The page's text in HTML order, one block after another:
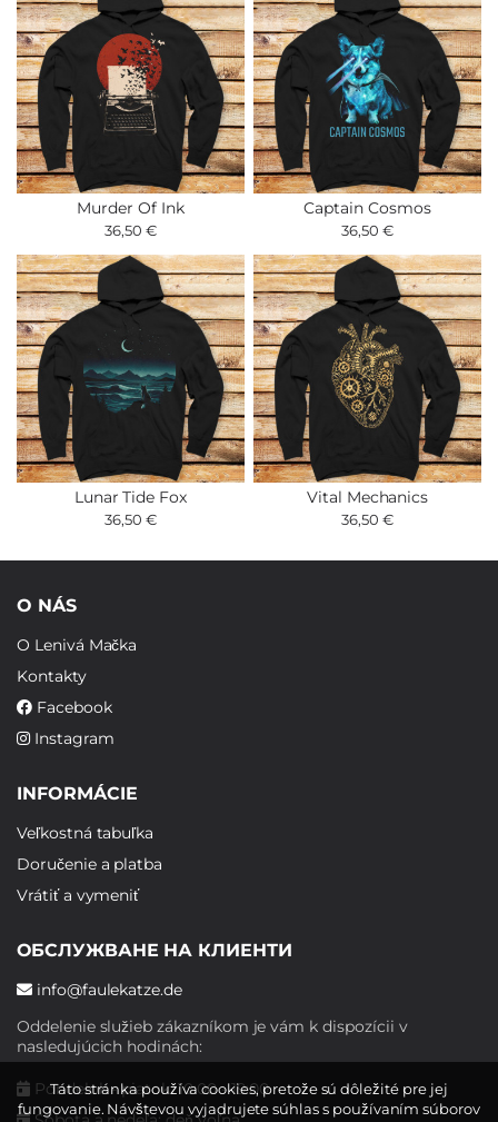
Murder Of Ink
36,50 €
Captain Cosmos
36,50 €
Lunar Tide Fox
36,50 €
Vital Mechanics
36,50 €
O NÁS
O Lenivá Mačka
Kontakty
Facebook
Instagram
INFORMÁCIE
Veľkostná tabuľka
Doručenie a platba
Vrátiť a vymeniť
ОБСЛУЖВАНЕ НА КЛИЕНТИ
info@faulekatze.de
Oddelenie služieb zákazníkom je vám k dispozícii v
nasledujúcich hodinách:
Pondelok - piatok: 10:00 - 19:00
Táto stránka používa cookies, pretože sú dôležité pre jej
fungovanie. Návštevou vyjadrujete súhlas s používaním súborov